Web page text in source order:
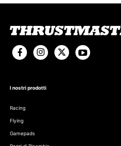
I nostri prodotti
Racing
Flying
Gamepads